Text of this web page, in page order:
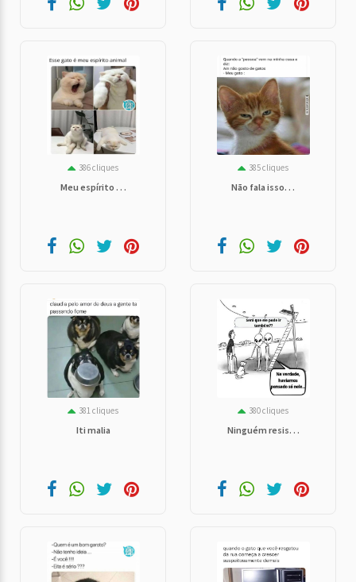
386 cliques
Meu espírito . . .
385 cliques
Não fala isso. . .
381 cliques
Iti malia
380 cliques
Ninguém resis. . .